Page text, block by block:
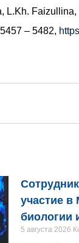
L.Kh.
– 5482,
участие
биологии
5 августа 2026